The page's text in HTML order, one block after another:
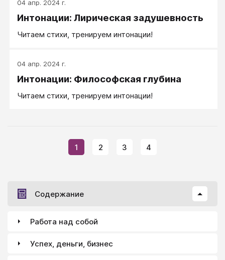
04 апр. 2024 г.
Интонации: Лирическая задушевность
Читаем стихи, тренируем интонации!
04 апр. 2024 г.
Интонации: Философская глубина
Читаем стихи, тренируем интонации!
1 2 3 4
Содержание
Работа над собой
Успех, деньги, бизнес